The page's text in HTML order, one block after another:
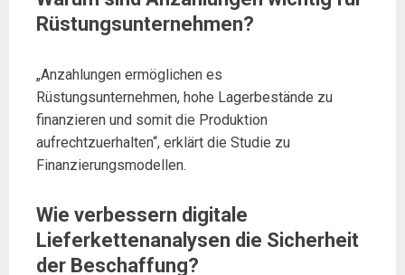
Rüstungsunternehmen?
„Anzahlungen ermöglichen es
Rüstungsunternehmen, hohe Lagerbestände zu
finanzieren und somit die Produktion
aufrechtzuerhalten“, erklärt die Studie zu
Finanzierungsmodellen.
Wie verbessern digitale
Lieferkettenanalysen die Sicherheit
der Beschaffung?